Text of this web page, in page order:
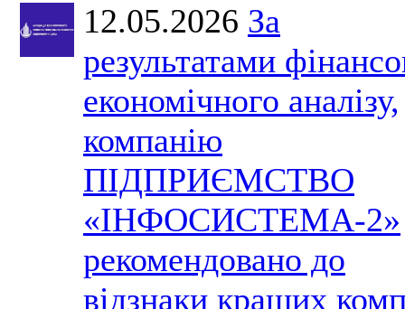
12.05.2026 За
результатами
економічного аналізу,
компанію
ПІДПРИЄМСТВО
«ІНФОСИСТЕМА-2»
рекомендовано до
відзнаки кращих